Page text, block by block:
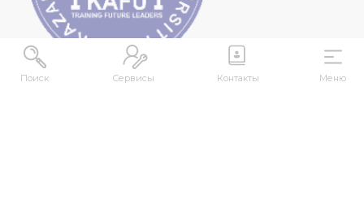
Поиск Сервисы Контакты Меню